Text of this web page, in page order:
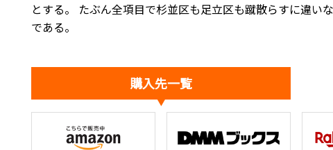
とする。 たぶん全項目で杉並区も足立区も蹴散らすに違い
である。
購入先一覧